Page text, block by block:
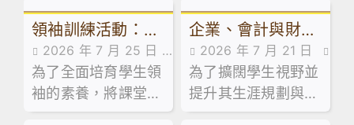
領袖訓練活動：訓
導組舉辦學生領袖
系列工作坊
2026 年 7 月 25 日
活動花絮
為了全面培育學生領
袖的素養，將課堂知
識延伸至領導實踐，
企業、會計與財務
概論科及基本商業
科活動：走進維園
市集創業
2026 年 7 月 21 日
活動花絮
為了擴闊學生視野並
提升其生涯規劃與創
業相關能力，本校企